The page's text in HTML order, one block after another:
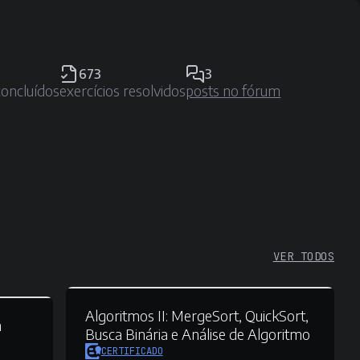
673
exercícios resolvidos
3
posts no fórum
VER TODOS
Algoritmos II: MergeSort, QuickSort,
Busca Binária e Análise de Algoritmo
CERTIFICADO